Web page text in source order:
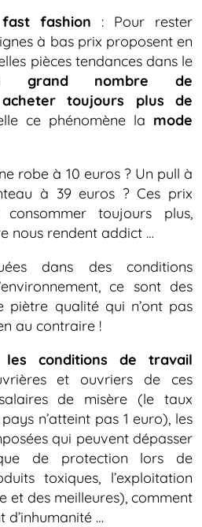
fashion : Pour rester
à bas prix proposent en
pièces tendances dans le
nombre de
toujours plus de
ce phénomène la mode
robe à 10 euros ? Un pull à
à 39 euros ? Ces prix
toujours plus,
nous rendent addict …
dans des conditions
ce sont des
piètre qualité qui n’ont pas
au contraire !
les conditions de travail
et ouvriers de ces
de misère (le taux
n’atteint pas 1 euro), les
qui peuvent dépasser
de protection lors de
toxiques, l’exploitation
et des meilleures), comment
d’inhumanité …